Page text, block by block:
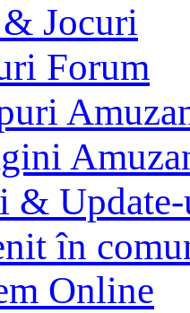
Jocuri
Forum
în
Online